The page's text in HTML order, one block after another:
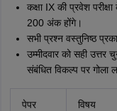
कक्षा IX की प्रवेश
200 अंक होंगे।
सभी प्रश्न वस्तुनिष्ठ
उम्मीदवार को सही
संबंधित विकल्प पर गोला
पेपर विषय